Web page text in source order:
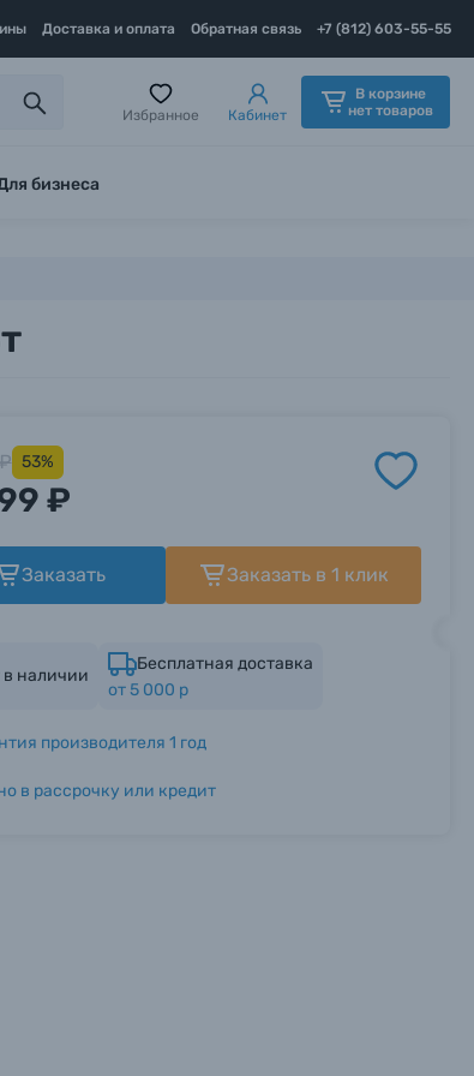
Доставка и оплата Обратная связь +7 (812) 603-55-55
Избранное Кабинет
В корзине
нет товаров
бизнеса
53%
₽
Заказать Заказать в 1 клик
в наличии
Бесплатная доставка
от 5 000 р
производителя 1 год
в рассрочку или кредит